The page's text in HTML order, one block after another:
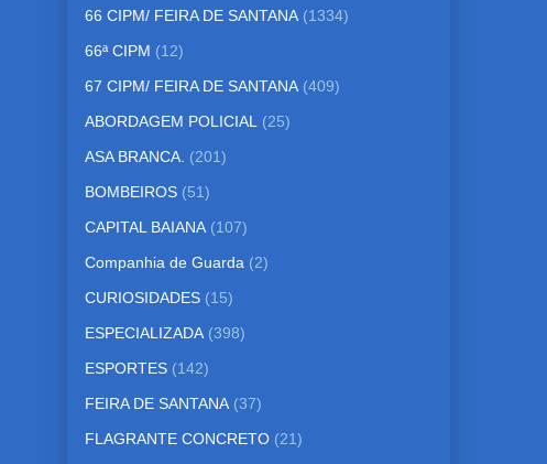
66 CIPM/ FEIRA DE SANTANA (1334)
66ª CIPM (12)
67 CIPM/ FEIRA DE SANTANA (409)
ABORDAGEM POLICIAL (25)
ASA BRANCA. (201)
BOMBEIROS (51)
CAPITAL BAIANA (107)
Companhia de Guarda (2)
CURIOSIDADES (15)
ESPECIALIZADA (398)
ESPORTES (142)
FEIRA DE SANTANA (37)
FLAGRANTE CONCRETO (21)